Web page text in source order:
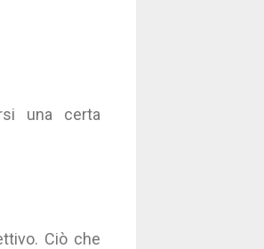
una certa
Ciò che